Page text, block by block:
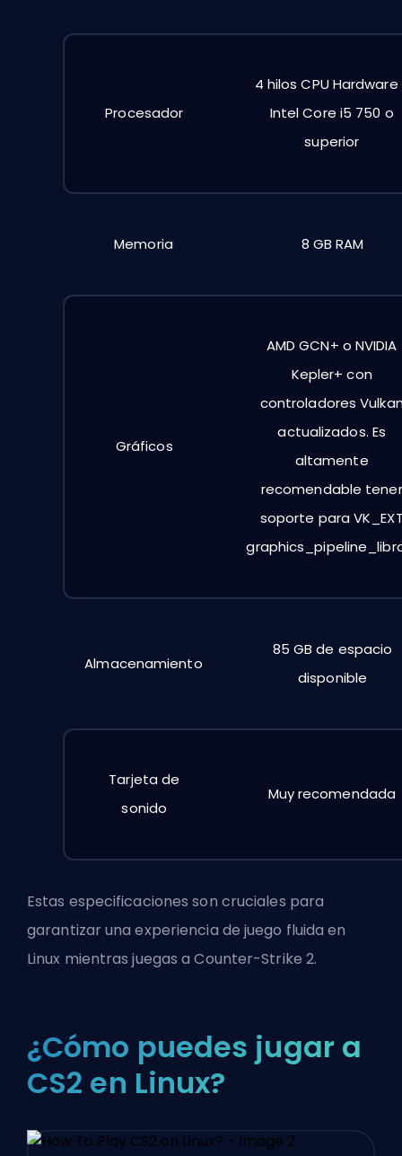
Procesador
4 hilos CPU
Intel Core i5 750 o
superior
Memoria 8 GB RAM
Gráficos
AMD GCN+ o NVIDIA
Kepler+ con
controladores
actualizados. Es
altamente
recomendable tener
soporte para
Almacenamiento
85 GB de espacio
disponible
Tarjeta de
sonido
Muy recomendada
Estas especificaciones son cruciales para
garantizar una experiencia de juego fluida en
Linux mientras juegas a Counter-Strike 2.
¿Cómo puedes jugar a
CS2 en Linux?